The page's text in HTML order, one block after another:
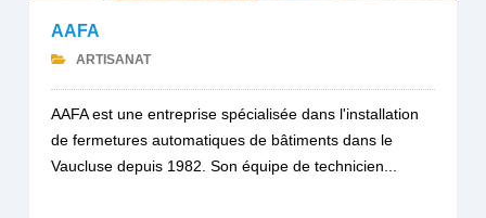
AAFA
ARTISANAT
AAFA est une entreprise spécialisée dans l'installation
de fermetures automatiques de bâtiments dans le
Vaucluse depuis 1982. Son équipe de technicien...